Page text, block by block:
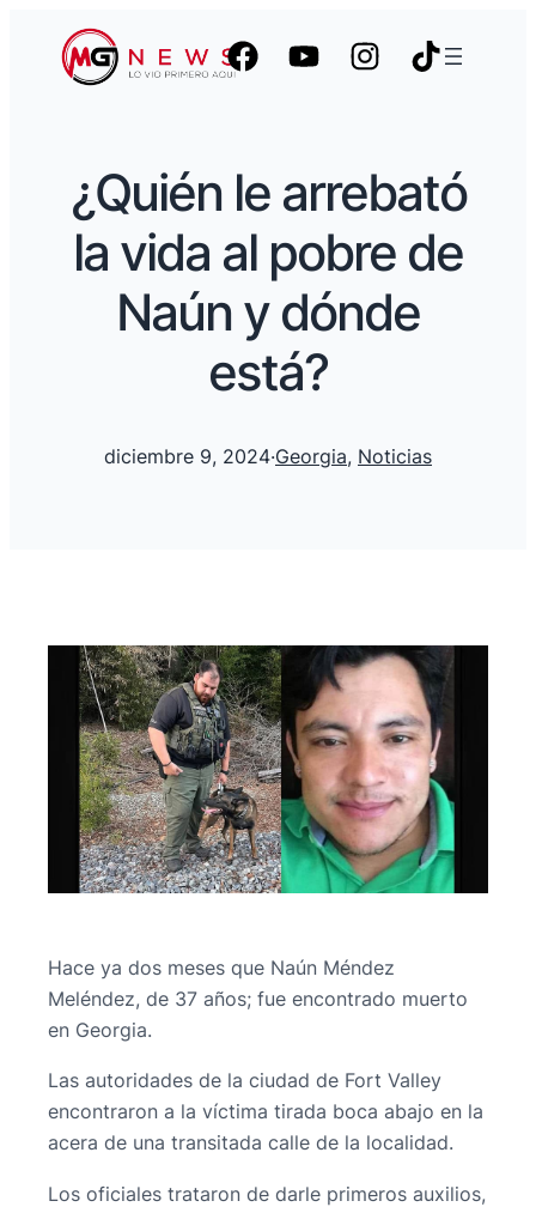
¿Quién le arrebató
la vida al pobre de
Naún y dónde
está?
diciembre 9, 2024·Georgia, Noticias
Hace ya dos meses que Naún Méndez
Meléndez, de 37 años; fue encontrado muerto
en Georgia.
Las autoridades de la ciudad de Fort Valley
encontraron a la víctima tirada boca abajo en la
acera de una transitada calle de la localidad.
Los oficiales trataron de darle primeros auxilios,